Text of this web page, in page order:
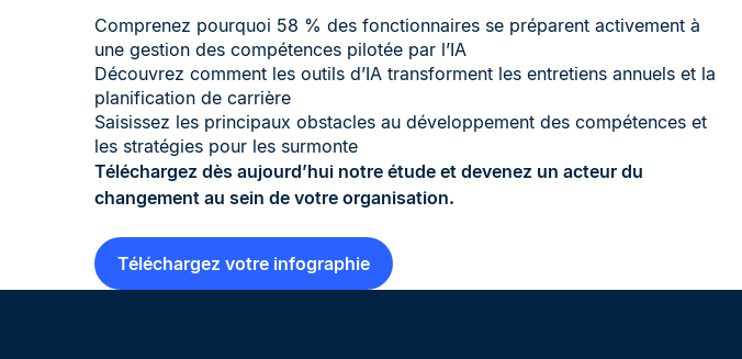
Comprenez pourquoi 58 % des fonctionnaires se préparent activement à
une gestion des compétences pilotée par l’IA
Découvrez comment les outils d’IA transforment les entretiens annuels et la
planification de carrière
Saisissez les principaux obstacles au développement des compétences et
les stratégies pour les surmonte
Téléchargez dès aujourd’hui notre étude et devenez un acteur du
changement au sein de votre organisation.
Téléchargez votre infographie